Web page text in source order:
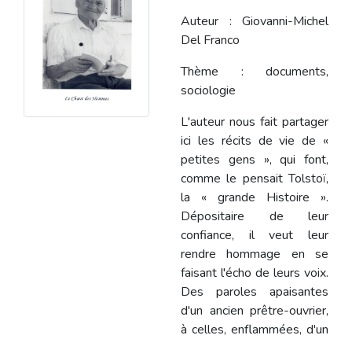
Auteur : Giovanni-Michel
Del Franco
Thème : documents,
sociologie
L'auteur nous fait partager
ici les récits de vie de «
petites gens », qui font,
comme le pensait Tolstoï,
la « grande Histoire ».
Dépositaire de leur
confiance, il veut leur
rendre hommage en se
faisant l'écho de leurs voix.
Des paroles apaisantes
d'un ancien prêtre-ouvrier,
à celles, enflammées, d'un